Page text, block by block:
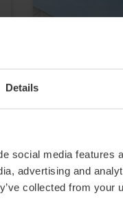
Details
social media features
advertising and
collected from